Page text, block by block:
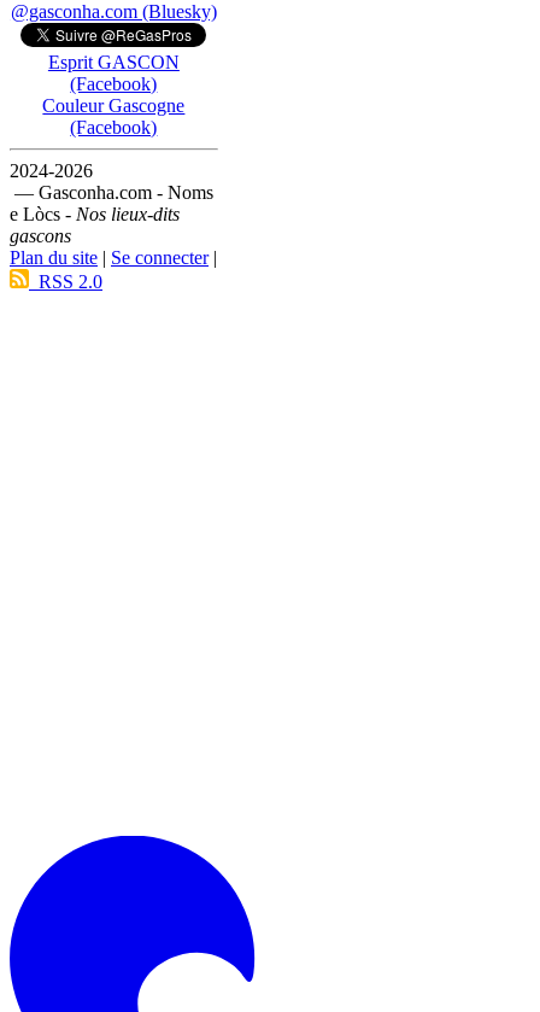
@gasconha.com (Bluesky)
Esprit GASCON
(Facebook)
Couleur Gascogne
(Facebook)
2024-2026
— Gasconha.com - Noms
e Lòcs - Nos lieux-dits
gascons
Plan du site | Se connecter|
RSS 2.0